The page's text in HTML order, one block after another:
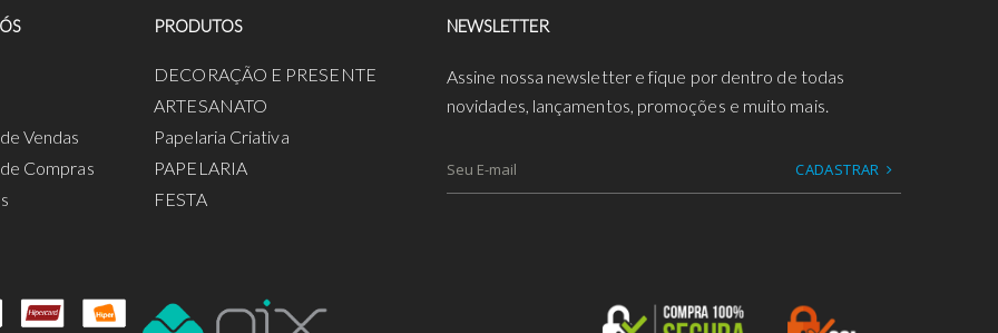
Vendas
Compras
PRODUTOS
DECORAÇÃO E PRESENTE
ARTESANATO
Papelaria Criativa
PAPELARIA
FESTA
NEWSLETTER
Assine nossa newsletter e fique por dentro de todas
novidades, lançamentos, promoções e muito mais.
CADASTRAR